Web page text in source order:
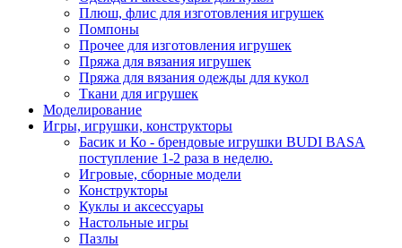
Плюш, флис для изготовления игрушек
Помпоны
Прочее для изготовления игрушек
Пряжа для вязания игрушек
Пряжа для вязания одежды для кукол
Ткани для игрушек
Моделирование
Игры, игрушки, конструкторы
Басик и Ко - брендовые игрушки BUDI BASA
поступление 1-2 раза в неделю.
Игровые, сборные модели
Конструкторы
Куклы и аксессуары
Настольные игры
Пазлы